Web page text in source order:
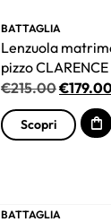
BATTAGLIA
Lenzuola
pizzo
€215.00€
Scopri
BATTAGLIA